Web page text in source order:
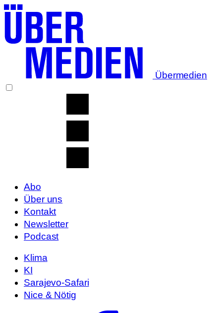
Übermedien
Abo
Über uns
Kontakt
Newsletter
Podcast
Klima
KI
Sarajevo-Safari
Nice & Nötig